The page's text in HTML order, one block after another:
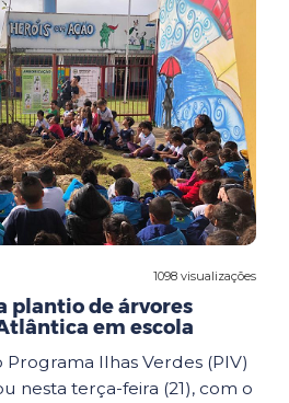
1098 visualizações
plantio de árvores
em escola
Ilhas Verdes (PIV)
nesta terça-feira (21), com o